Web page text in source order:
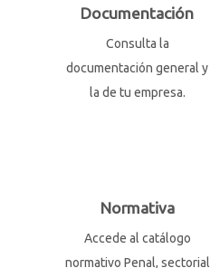
Documentación
Consulta la
documentación general y
la de tu empresa.
Normativa
Accede al catálogo
normativo Penal, sectorial